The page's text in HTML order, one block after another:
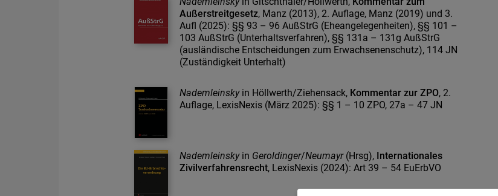
Außerstreitgesetz, Manz (2013), 2. Auflage, Manz (2019) und 3.
Aufl (2025): §§ 93 – 96 AußStrG (Eheangelegenheiten), §§ 101 –
103 AußStrG (Unterhaltsverfahren), §§ 131a – 131g AußStrG
(ausländische Entscheidungen zum Erwachsenenschutz), 114 JN
(Zuständigkeit Unterhalt)
Nademleinskyin Höllwerth/Ziehensack, Kommentar zur ZPO, 2.
Auflage, LexisNexis (März 2025): §§ 1 – 10 ZPO, 27a – 47 JN
Nademleinskyin Geroldinger/Neumayr(Hrsg), Internationales
Zivilverfahrensrecht, LexisNexis (2024): Art 39 – 54 EuErbVO